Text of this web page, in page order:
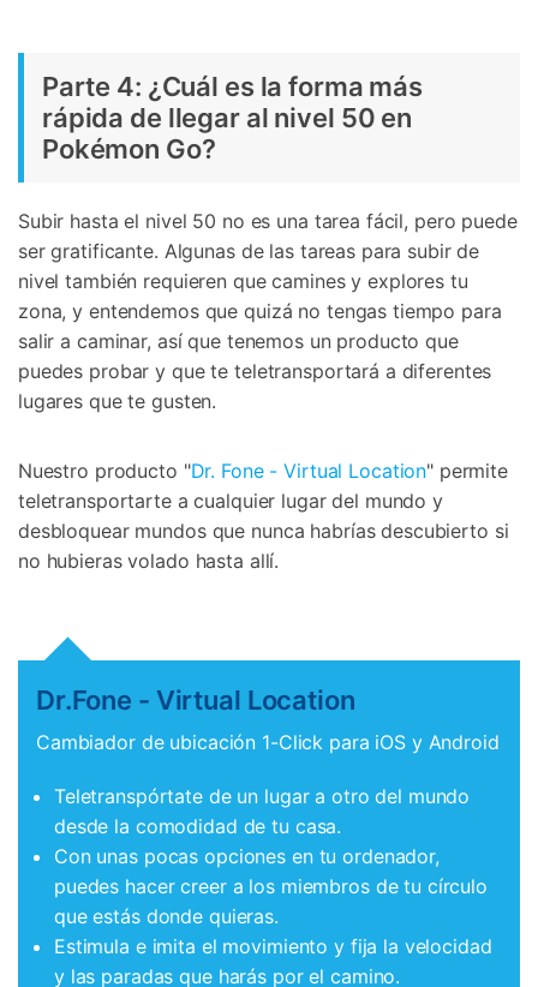
󠀰Parte 4: ¿Cuál es la forma más
rápida de llegar al nivel 50 en
Pokémon Go?
Subir hasta el nivel 50 no es una tarea fácil, pero puede
ser gratificante. Algunas de las tareas para subir de
nivel también requieren que camines y explores tu
zona, y entendemos que quizá no tengas tiempo para
salir a caminar, así que tenemos un producto que
puedes probar y que te teletransportará a diferentes
lugares que te gusten.
󠀰Nuestro producto "Dr. Fone - Virtual Location" permite
teletransportarte a cualquier lugar del mundo y
desbloquear mundos que nunca habrías descubierto si
no hubieras volado hasta allí.
Dr.Fone - Virtual Location
Cambiador de ubicación 1-Click para iOS y Android
Teletranspórtate de un lugar a otro del mundo
desde la comodidad de tu casa.
Con unas pocas opciones en tu ordenador,
puedes hacer creer a los miembros de tu círculo
que estás donde quieras.
Estimula e imita el movimiento y fija la velocidad
y las paradas que harás por el camino.
Recupera y transfiere datos fácilmente
Tecnología IA: sin conocimientos técnicos
Abrir App